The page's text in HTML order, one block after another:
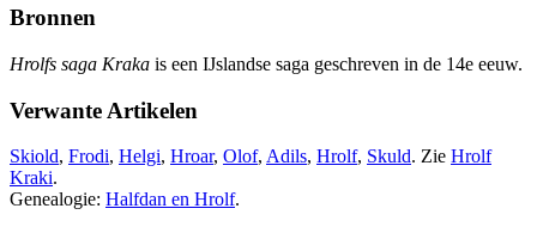
Bronnen
Hrolfs saga Kraka is een IJslandse saga geschreven in de 14e eeuw.
Verwante Artikelen
Skiold, Frodi, Helgi, Hroar, Olof, Adils, Hrolf, Skuld. Zie Hrolf
Kraki.
Genealogie: Halfdan en Hrolf.